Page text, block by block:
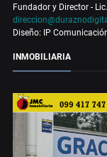
Fundador y Director -
Diseño: IP
INMOBILIARIA